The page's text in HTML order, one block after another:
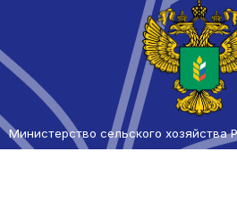
Министерство сельского хозяйства